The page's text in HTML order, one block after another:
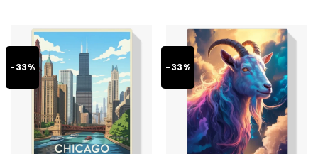
-33% -33%